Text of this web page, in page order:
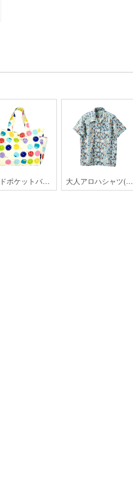
サイドポケットバッグ【201701c】 大人アロハシャツ(レディス)【HK01-2403】